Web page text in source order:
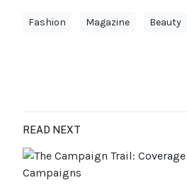
READ NEXT
Fashion Magazine Beauty